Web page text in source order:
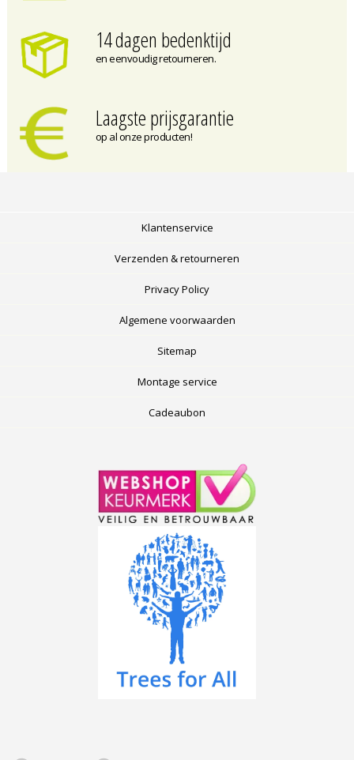
14 dagen bedenktijd
en eenvoudig retourneren.
Laagste prijsgarantie
op al onze producten!
Klantenservice
Verzenden & retourneren
Privacy Policy
Algemene voorwaarden
Sitemap
Montage service
Cadeaubon